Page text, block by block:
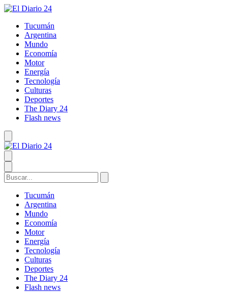
Tucumán
Argentina
Mundo
Economía
Motor
Energía
Tecnología
Culturas
Deportes
The Diary 24
Flash news
Tucumán
Argentina
Mundo
Economía
Motor
Energía
Tecnología
Culturas
Deportes
The Diary 24
Flash news